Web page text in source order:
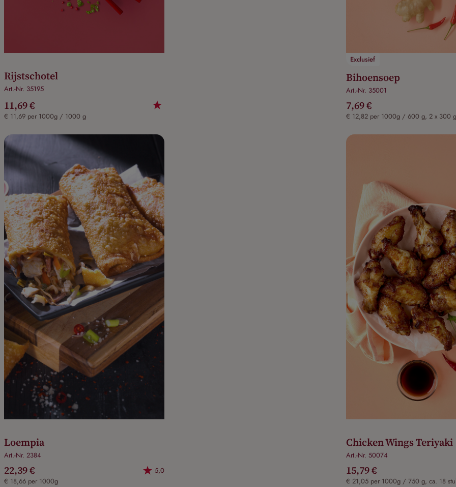
Rijstschotel
Art.-Nr. 35195
11,69 €
€ 11,69 per 1000g / 1000 g
Exclusief
Bihoensoep
Art.-Nr. 35001
7,69 €
€ 12,82 per 1000g / 600 g, 2 x 300
Loempia
Art.-Nr. 2384
22,39 €
5,0
€ 18,66 per 1000g
Chicken Wings Teriyaki
Art.-Nr. 50074
15,79 €
€ 21,05 per 1000g / 750 g, ca. 18